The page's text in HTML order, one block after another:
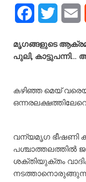
FacebookTwitter
മൃഗങ്ങളുടെ
പുലി,
കഴിഞ്ഞ മെയ്
വന്യമൃഗ ഭീഷണി
പശ്ചാത്തലത്തിൽ
ശക്തിയുക്തം
നടത്താനൊരുങ്ങുന്നു